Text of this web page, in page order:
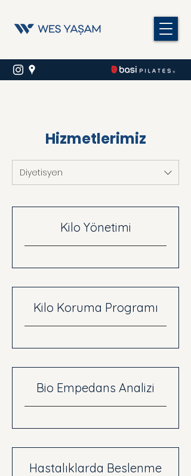
Hizmetlerimiz
Diyetisyen
Kilo Yönetimi
Kilo Koruma Programı
Bio Empedans Analizi
Hastalıklarda Beslenme